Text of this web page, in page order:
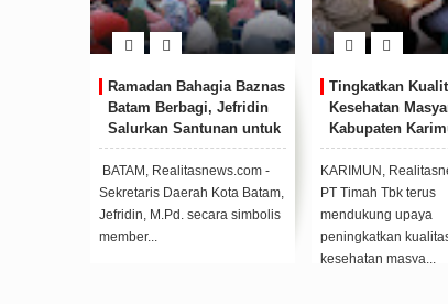
Tingkatkan Kualitas
Kesehatan Masyarakat di
Kabupaten Karimun, PT
Timah Tbk Kerap Berikan
Layanan Kesehatan Gratis
KARIMUN, Realitasnews.com -
PT Timah Tbk terus
mendukung upaya
peningkatkan kualitas
Personil Satbinmas
Berikan Tausiah pada
Acara Peringatan Isra’
Mi’raj di SMPN 1 Singkep
Pesisir
LINGGA, Realitasnews.com -
Polres Lingga melalui
Satbinmas Polres Lingga
menghadiri sekaligus ...